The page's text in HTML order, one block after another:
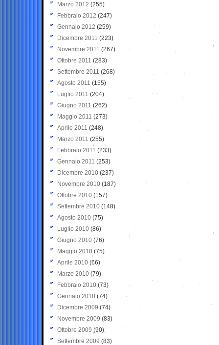
Marzo 2012 (255)
Febbraio 2012 (247)
Gennaio 2012 (259)
Dicembre 2011 (223)
Novembre 2011 (267)
Ottobre 2011 (283)
Settembre 2011 (268)
Agosto 2011 (155)
Luglio 2011 (204)
Giugno 2011 (262)
Maggio 2011 (273)
Aprile 2011 (248)
Marzo 2011 (255)
Febbraio 2011 (233)
Gennaio 2011 (253)
Dicembre 2010 (237)
Novembre 2010 (187)
Ottobre 2010 (157)
Settembre 2010 (148)
Agosto 2010 (75)
Luglio 2010 (86)
Giugno 2010 (76)
Maggio 2010 (75)
Aprile 2010 (66)
Marzo 2010 (79)
Febbraio 2010 (73)
Gennaio 2010 (74)
Dicembre 2009 (74)
Novembre 2009 (83)
Ottobre 2009 (90)
Settembre 2009 (83)